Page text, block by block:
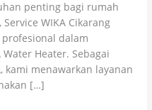
penting bagi rumah
WIKA Cikarang
dalam
Heater. Sebagai
kami menawarkan layanan
[…]